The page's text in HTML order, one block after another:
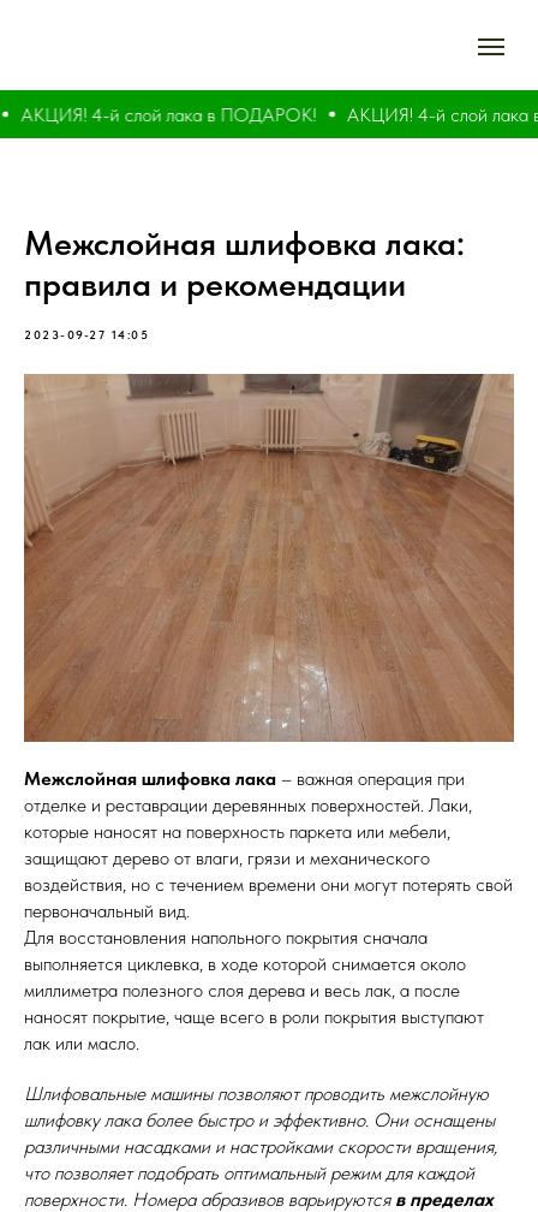
АКЦИЯ! 4-й слой лака в ПОДАРОК! АКЦИЯ! 4-й слой
Межслойная шлифовка лака:
правила и рекомендации
2023-09-27 14:05
Межслойная шлифовка лака – важная операция при
отделке и реставрации деревянных поверхностей. Лаки,
которые наносят на поверхность паркета или мебели,
защищают дерево от влаги, грязи и механического
воздействия, но с течением времени они могут потерять свой
первоначальный вид.
Для восстановления напольного покрытия сначала
выполняется циклевка, в ходе которой снимается около
миллиметра полезного слоя дерева и весь лак, а после
наносят покрытие, чаще всего в роли покрытия выступают
лак или масло.
Шлифовальные машины позволяют проводить межслойную
шлифовку лака более быстро и эффективно. Они оснащены
различными насадками и настройками скорости вращения,
что позволяет подобрать оптимальный режим для каждой
поверхности. Номера абразивов варьируются в пределах